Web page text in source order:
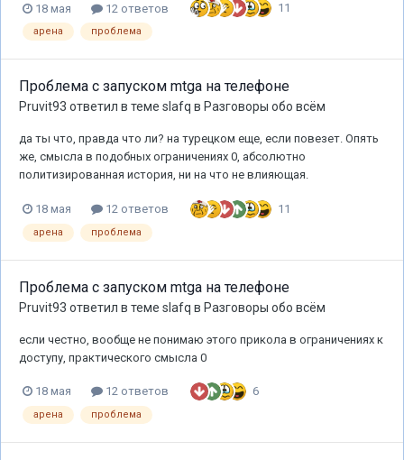
18 мая 12 ответов 11
арена проблема
Проблема с запуском mtga на телефоне
Pruvit93 ответил в теме slafq в Разговоры обо всём
да ты что, правда что ли? на турецком еще, если повезет. Опять
же, смысла в подобных ограничениях 0, абсолютно
политизированная история, ни на что не влияющая.
18 мая 12 ответов 11
арена проблема
Проблема с запуском mtga на телефоне
Pruvit93 ответил в теме slafq в Разговоры обо всём
если честно, вообще не понимаю этого прикола в ограничениях к
доступу, практического смысла 0
18 мая 12 ответов 6
арена проблема